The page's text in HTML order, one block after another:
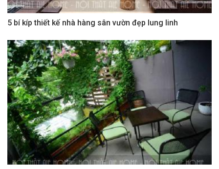
5 bí kíp thiết kế nhà hàng sân vườn đẹp lung linh